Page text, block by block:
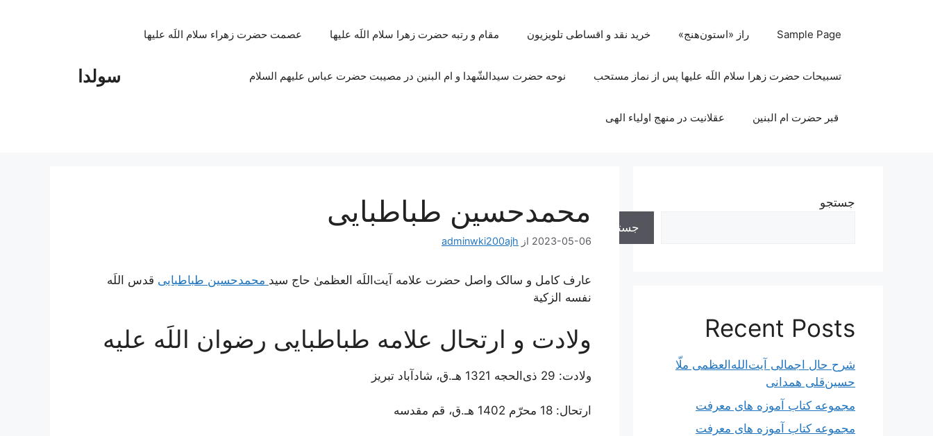
سولدا
Sample Page راز «استون‌هنج» خرید نقد و اقساطی تلویزیون مقام و رتبه حضرت زهرا سلام اللَه علیها عصمت حضرت زهراء سلام اللَه علیها
تسبیحات حضرت زهرا سلام اللَه علیها پس از نماز مستحب نوحه حضرت سیدالشّهدا و ام البنین در مصیبت حضرت عباس علیهم السلام
قبر حضرت ام البنین عقلانیت در منهج اولیاء الهی
محمدحسین طباطبایی
2023-05-06 از adminwki200ajh
عارف کامل و سالک واصل حضرت علامه آیت‌اللَه العظمیٰ حاج سید محمدحسین طباطبایی قدس اللَه
نفسه الزکیة
ولادت و ارتحال علامه طباطبایی رضوان اللَه علیه
ولادت: 29 ذی‌الحجه 1321 هـ.ق، شادآباد تبریز
ارتحال: 18 محرّم‌ 1402 هـ.ق، قم مقدسه
جستجو
جستجو
Recent Posts
شرح حال اجمالی آیت‌الله‌العظمی ملّا
حسین‌قلی همدانی
مجموعه کتاب آموزه های معرفت
مجموعه کتاب آموزه های معرفت